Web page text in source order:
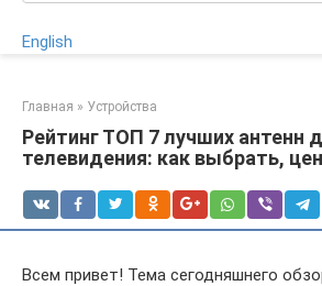
English
Главная » Устройства
Рейтинг ТОП 7 лучших антенн
телевидения: как выбрать,
Всем привет! Тема сегодняшнего